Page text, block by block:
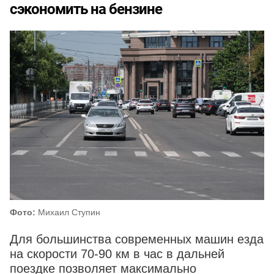
сэкономить на бензине
Фото: Михаил Ступин
Для большинства современных машин езда
на скорости 70-90 км в час в дальней
поездке позволяет максимально